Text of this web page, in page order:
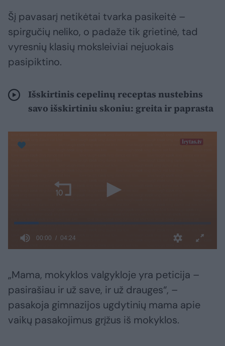
Šį pavasarį netikėtai tvarka pasikeitė –
spirgučių neliko, o padaže tik grietinė, tad
vyresnių klasių moksleiviai nejuokais
pasipiktino.
Išskirtinis cepelinų receptas nustebins
savo išskirtiniu skoniu: greita ir paprasta
„Mama, mokyklos valgykloje yra peticija –
pasirašiau ir už save, ir už drauges“, –
pasakoja gimnazijos ugdytinių mama apie
vaikų pasakojimus grįžus iš mokyklos.